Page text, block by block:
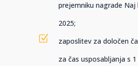
prejemniku nagrade Naj
2025;
zaposlitev za določen
za čas usposabljanja s